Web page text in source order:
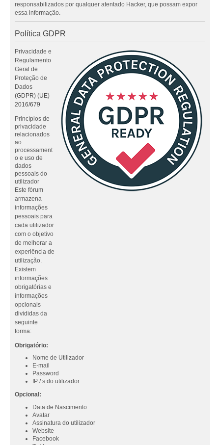
responsabilizados por qualquer atentado Hacker, que possam expor
essa informação.
Política GDPR
Privacidade e
Regulamento
Geral de
Proteção de
Dados
(GDPR) (UE)
2016/679
Princípios de
privacidade
relacionados
ao
processament
o e uso de
dados
pessoais do
utilizador
Este fórum
armazena
informações
pessoais para
cada utilizador
com o objetivo
de melhorar a
experiência de
utilização.
Existem
informações
obrigatórias e
informações
opcionais
divididas da
seguinte
forma:
Obrigatório:
Nome de Utilizador
E-mail
Password
IP / s do utilizador
Opcional:
Data de Nascimento
Avatar
Assinatura do utilizador
Website
Facebook